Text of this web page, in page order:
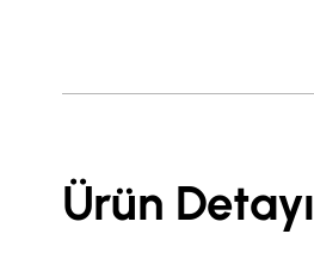
Ürün Detayı